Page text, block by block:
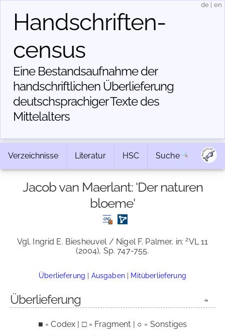
Handschriften­
census
Eine Bestandsaufnahme der
handschriftlichen Über­lieferung
deutschsprachiger Texte des
Mittelalters
de en
Verzeichnisse Literatur HSC Suche
Jacob van Maerlant: 'Der naturen
bloeme'
Vgl. Ingrid E. Biesheuvel / Nigel F. Palmer, in:2VL 11
(2004), Sp. 747-755.
Überlieferung | Ausgaben| Mitüberlieferung
Überlieferung
■ = Codex | □ = Fragment | ○ = Sonstiges